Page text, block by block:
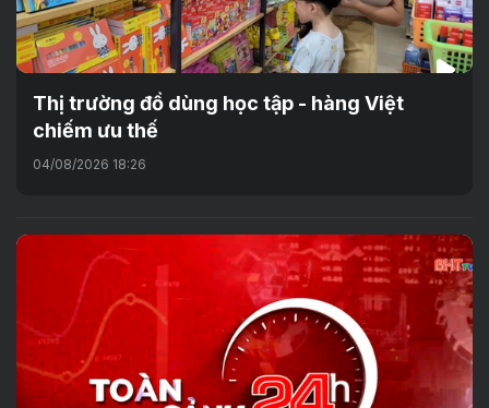
Thị trường đồ dùng học tập - hàng Việt
chiếm ưu thế
04/08/2026 18:26